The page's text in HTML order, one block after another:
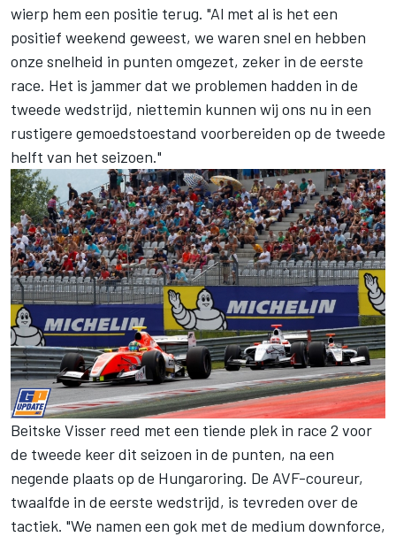
wierp hem een positie terug. "Al met al is het een
positief weekend geweest, we waren snel en hebben
onze snelheid in punten omgezet, zeker in de eerste
race. Het is jammer dat we problemen hadden in de
tweede wedstrijd, niettemin kunnen wij ons nu in een
rustigere gemoedstoestand voorbereiden op de tweede
helft van het seizoen."
Beitske Visser reed met een tiende plek in race 2 voor
de tweede keer dit seizoen in de punten, na een
negende plaats op de Hungaroring. De AVF-coureur,
twaalfde in de eerste wedstrijd, is tevreden over de
tactiek. "We namen een gok met de medium downforce,